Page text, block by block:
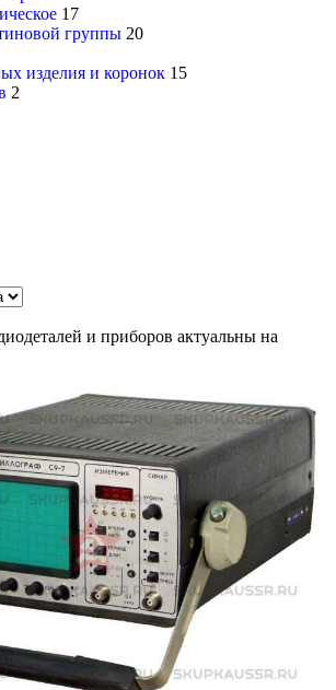
17
группы 20
изделия и коронок 15
2
и приборов актуальны на